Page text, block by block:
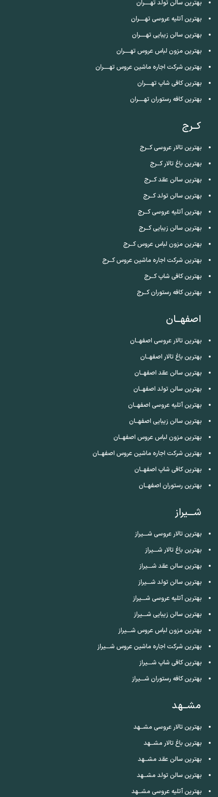
بهترین سالن تولد تهــــران
بهترین آتلیه عروسی تهــــران
بهترین سالن زیبایی تهــــران
بهترین مزون لباس عروس تهــــران
بهترین شرکت اجاره ماشین عروس تهــــران
بهترین کافی شاپ تهــــران
بهترین کافه رستوران تهــــران
کــرج
بهترین تالار عروسی کــرج
بهترین باغ تالار کــرج
بهترین سالن عقد کــرج
بهترین سالن تولد کــرج
بهترین آتلیه عروسی کــرج
بهترین سالن زیبایی کــرج
بهترین مزون لباس عروس کــرج
بهترین شرکت اجاره ماشین عروس کــرج
بهترین کافی شاپ کــرج
بهترین کافه رستوران کــرج
اصفهــان
بهترین تالار عروسی اصفهــان
بهترین باغ تالار اصفهــان
بهترین سالن عقد اصفهــان
بهترین سالن تولد اصفهــان
بهترین آتلیه عروسی اصفهــان
بهترین سالن زیبایی اصفهــان
بهترین مزون لباس عروس اصفهــان
بهترین شرکت اجاره ماشین عروس اصفهــان
بهترین کافی شاپ اصفهــان
بهترین رستوران اصفهــان
شـــیراز
بهترین تالار عروسی شـــیراز
بهترین باغ تالار شـــیراز
بهترین سالن عقد شـــیراز
بهترین سالن تولد شـــیراز
بهترین آتلیه عروسی شـــیراز
بهترین سالن زیبایی شـــیراز
بهترین مزون لباس عروس شـــیراز
بهترین شرکت اجاره ماشین عروس شـــیراز
بهترین کافی شاپ شـــیراز
بهترین کافه رستوران شـــیراز
مشــهد
بهترین تالار عروسی مشــهد
بهترین باغ تالار مشــهد
بهترین سالن عقد مشــهد
بهترین سالن تولد مشــهد
بهترین آتلیه عروسی مشــهد